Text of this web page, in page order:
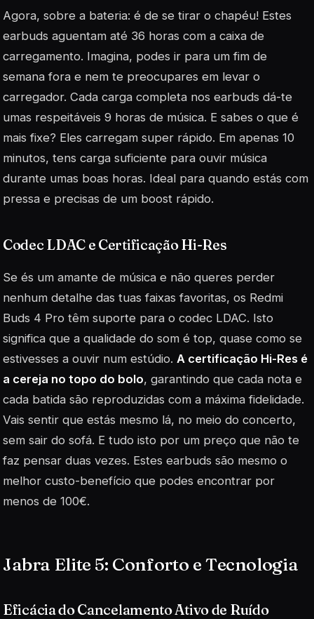
Agora, sobre a bateria: é de se tirar o chapéu! Estes
earbuds aguentam até 36 horas com a caixa de
carregamento. Imagina, podes ir para um fim de
semana fora e nem te preocupares em levar o
carregador. Cada carga completa nos earbuds dá-te
umas respeitáveis 9 horas de música. E sabes o que é
mais fixe? Eles carregam super rápido. Em apenas 10
minutos, tens carga suficiente para ouvir música
durante umas boas horas. Ideal para quando estás com
pressa e precisas de um boost rápido.
Codec LDAC e Certificação Hi-Res
Se és um amante de música e não queres perder
nenhum detalhe das tuas faixas favoritas, os Redmi
Buds 4 Pro têm suporte para o codec LDAC. Isto
significa que a qualidade do som é top, quase como se
estivesses a ouvir num estúdio. A certificação Hi-Res é
a cereja no topo do bolo, garantindo que cada nota e
cada batida são reproduzidas com a máxima fidelidade.
Vais sentir que estás mesmo lá, no meio do concerto,
sem sair do sofá. E tudo isto por um preço que não te
faz pensar duas vezes. Estes earbuds são mesmo o
melhor custo-benefício que podes encontrar por
menos de 100€.
Jabra Elite 5: Conforto e Tecnologia
Eficácia do Cancelamento Ativo de Ruído